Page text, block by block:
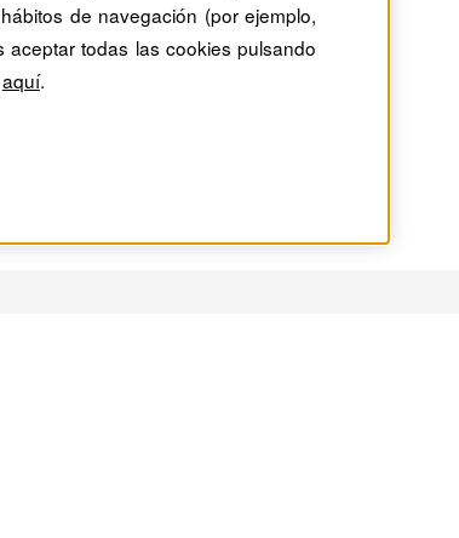
de navegación (por ejemplo,
todas las cookies pulsando
aquí.